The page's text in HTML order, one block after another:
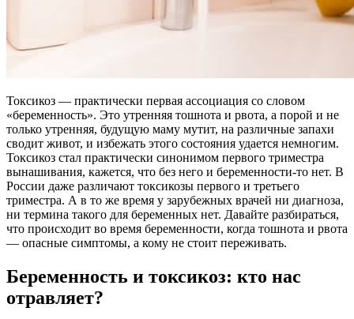
Токсикоз — практически первая ассоциация со словом
«беременность». Это утренняя тошнота и рвота, а порой и не
только утренняя, будущую маму мутит, на различные запахи
сводит живот, и избежать этого состояния удается немногим.
Токсикоз стал практически синонимом первого триместра
вынашивания, кажется, что без него и беременности-то нет. В
России даже различают токсикозы первого и третьего
триместра. А в то же время у зарубежных врачей ни диагноза,
ни термина такого для беременных нет. Давайте разбираться,
что происходит во время беременности, когда тошнота и рвота
— опасные симптомы, а кому не стоит переживать.
Беременность и токсикоз: кто нас
отравляет?